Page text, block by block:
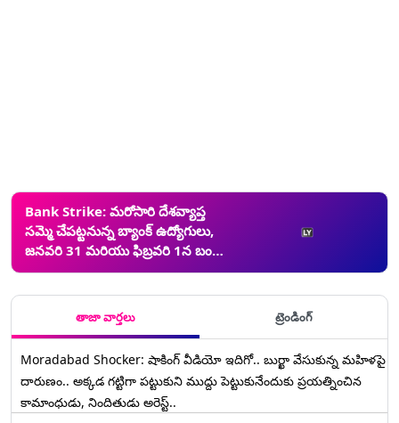
Bank Strike: మరోసారి దేశవ్యాప్త
సమ్మె చేపట్టనున్న బ్యాంక్ ఉద్యోగులు,
జనవరి 31 మరియు ఫిబ్రవరి 1న బంద్
పాటించనున్నట్లు ప్రకటన, వేతన సవరణ
తాజా వార్తలు ట్రెండింగ్
Moradabad Shocker: షాకింగ్ వీడియో ఇదిగో.. బుర్ఖా వేసుకున్న మహిళపై
దారుణం.. అక్కడ గట్టిగా పట్టుకుని ముద్దు పెట్టుకునేందుకు ప్రయత్నించిన
కామాంధుడు, నిందితుడు అరెస్ట్..